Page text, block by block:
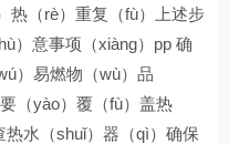
热（rè）重复（fù）上述步
）意事项（xiàng）pp 确
）易燃物（wù）品
（yào）覆（fù）盖热
热水（shuǐ）器（qì）确保